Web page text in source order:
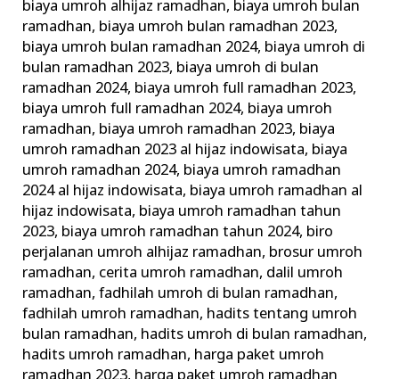
biaya umroh alhijaz ramadhan, biaya umroh bulan
ramadhan, biaya umroh bulan ramadhan 2023,
biaya umroh bulan ramadhan 2024, biaya umroh di
bulan ramadhan 2023, biaya umroh di bulan
ramadhan 2024, biaya umroh full ramadhan 2023,
biaya umroh full ramadhan 2024, biaya umroh
ramadhan, biaya umroh ramadhan 2023, biaya
umroh ramadhan 2023 al hijaz indowisata, biaya
umroh ramadhan 2024, biaya umroh ramadhan
2024 al hijaz indowisata, biaya umroh ramadhan al
hijaz indowisata, biaya umroh ramadhan tahun
2023, biaya umroh ramadhan tahun 2024, biro
perjalanan umroh alhijaz ramadhan, brosur umroh
ramadhan, cerita umroh ramadhan, dalil umroh
ramadhan,fadhilah umroh di bulan ramadhan,
fadhilah umroh ramadhan, hadits tentang umroh
bulan ramadhan, hadits umroh di bulan ramadhan,
hadits umroh ramadhan, harga paket umroh